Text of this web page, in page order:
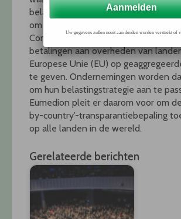
belastingoptimalisatie voordoen.
om deze reden niet het voorstel van
Commissie om de ondernemingen
betalingen aan overheden van
Europese Unie (EU) op
te geven. Ondernemingen worden
om hun belastingstrategie aan te
Eumedion pleit er daarom voor om
by-country’-transparantiebepaling
op alle landen in de wereld.
Gerelateerde berichten
Uw gegevens zullen nooit aan derden worden verstrekt of